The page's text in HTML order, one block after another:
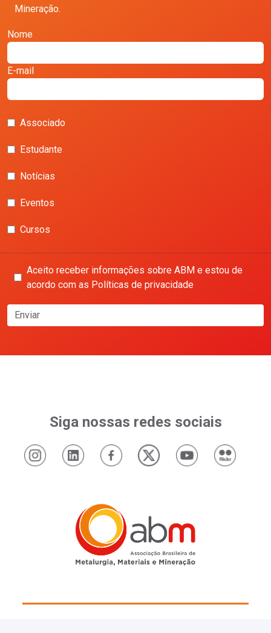
Mineração.
Nome
E-mail
Associado
Estudante
Notícias
Eventos
Cursos
Aceito receber informações sobre ABM e estou de
acordo com as Políticas de privacidade
Enviar
Siga nossas redes sociais